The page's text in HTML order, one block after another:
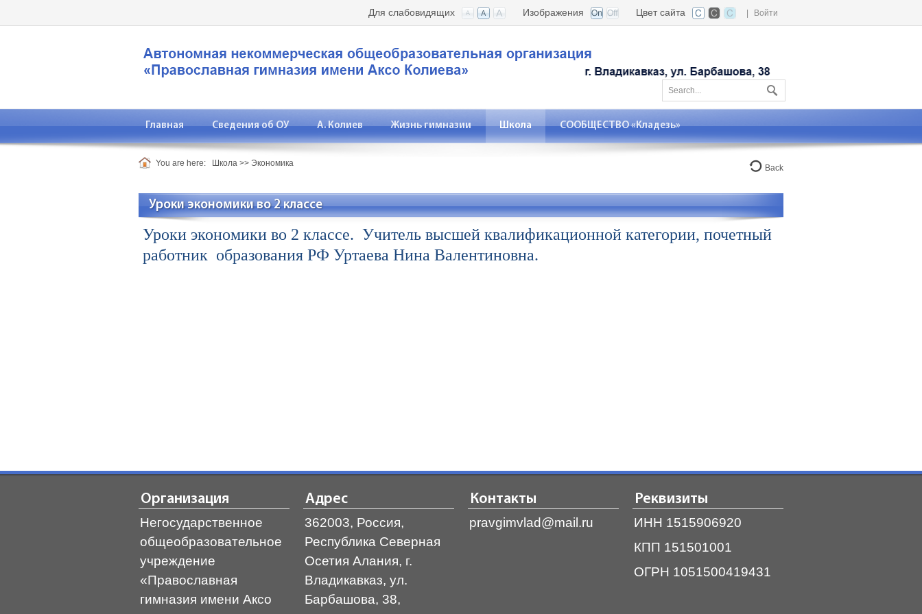
Войти
Цвет сайта
Изображения
Для слабовидящих
Главная Сведения об ОУ А. Колиев Жизнь гимназии Школа СООБЩЕСТВО «Кладезь»
You are here: Школа >> Экономика Back
Уроки экономики во 2 классе
Уроки экономики во 2 классе. Учитель высшей квалификационной категории, почетный
работник образования РФ Уртаева Нина Валентиновна.
Организация
Негосударственное
общеобразовательное
учреждение
«Православная
гимназия имени Аксо
Адрес
362003, Россия,
Республика Северная
Осетия Алания, г.
Владикавказ, ул.
Барбашова, 38,
Контакты
pravgimvlad@mail.ru
Реквизиты
ИНН 1515906920
КПП 151501001
ОГРН 1051500419431